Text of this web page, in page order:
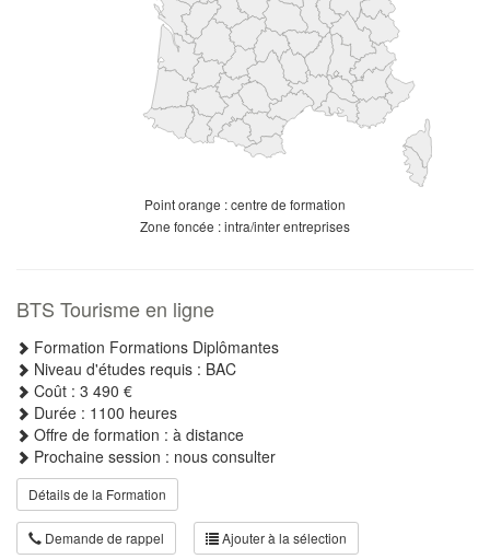
Point orange : centre de formation
Zone foncée : intra/inter entreprises
BTS Tourisme en ligne
Formation Formations Diplômantes
Niveau d'études requis : BAC
Coût : 3 490 €
Durée : 1100 heures
Offre de formation : à distance
Prochaine session : nous consulter
Détails de la Formation
Demande de rappel Ajouter à la sélection